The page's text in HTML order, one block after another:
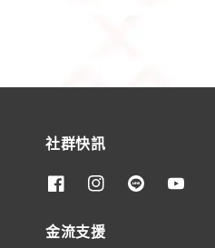
社群快訊
金流支援